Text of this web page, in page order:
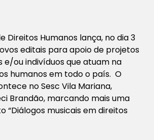
Direitos Humanos lança, no dia 3
editais para apoio de projetos
e/ou indivíduos que atuam na
humanos em todo o país. O
no Sesc Vila Mariana,
Brandão, marcando mais uma
“Diálogos musicais em direitos